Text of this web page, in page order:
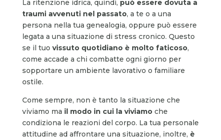
La ritenzione idrica, quindi, può essere dovuta a
traumi avvenuti nel passato, a te o a una
persona nella tua genealogia, oppure può essere
legata a una situazione di stress cronico. Questo
se il tuo vissuto quotidiano è molto faticoso,
come accade a chi combatte ogni giorno per
sopportare un ambiente lavorativo o familiare
ostile.
Come sempre, non è tanto la situazione che
viviamo ma il modo in cui la viviamoche
condiziona le reazioni del corpo. La tua personale
attitudine ad affrontare una situazione, inoltre, è